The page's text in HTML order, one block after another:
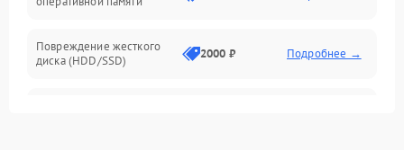
Повреждение разъёмов (USB, HDMI и др.)
Поломка видеокарты
Повреждение жесткого
диска (HDD/SSD)
2000 ₽ Подробнее →